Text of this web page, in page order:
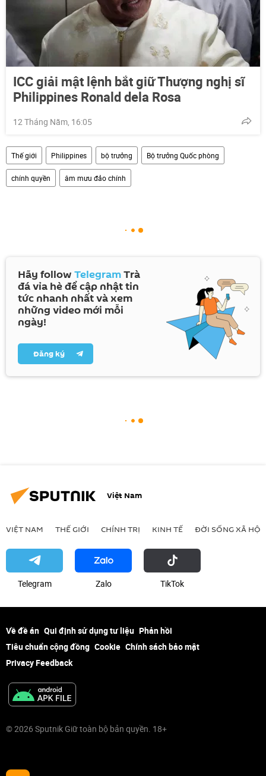
ICC giải mật lệnh bắt giữ Thượng nghị sĩ
Philippines Ronald dela Rosa
12 Tháng Năm, 16:05
Thế giới Philippines bộ trưởng Bộ trưởng Quốc phòng
chính quyền âm mưu đảo chính
Hãy follow TelegramTrà
đá vỉa hè để cập nhật tin
tức nhanh nhất và xem
những video mới mỗi
ngày!
Đăng ký
Việt Nam
VIỆT NAM THẾ GIỚI CHÍNH TRỊ KINH TẾ ĐỜI SỐNG XÃ HỘI
Telegram Zalo ТikТоk
Về đề án Qui định sử dụng tư liệu Phản hồi
Tiêu chuẩn cộng đồng Cookie Chính sách bảo mật
Privacy Feedback
© 2026 Sputnik Giữ toàn bộ bản quyền. 18+